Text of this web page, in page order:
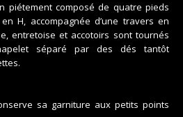
piétement composé de quatre pieds
H, accompagnée d’une travers en
entretoise et accotoirs sont tournés
séparé par des dés tantôt
sa garniture aux petits points